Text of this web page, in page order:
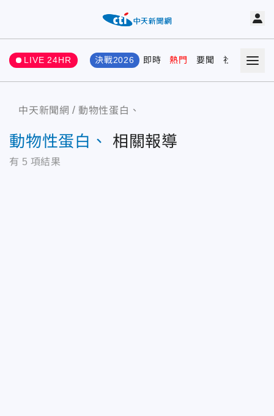
LIVE 24HR 決戰2026 即時 熱門 要聞 社會 娛樂
中天新聞網 動物性蛋白、
動物性蛋白、 相關報導
有 5 項結果